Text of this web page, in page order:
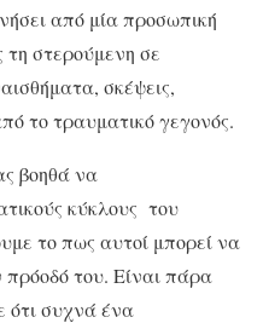
από μία προσωπική
τη στερούμενη σε
σκέψεις,
το τραυματικό γεγονός.
βοηθά να
κύκλους του
το πως αυτοί μπορεί να
του. Είναι πάρα
ότι συχνά ένα